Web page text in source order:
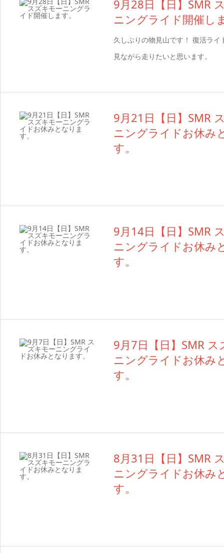
9月28日【日】SMR
ニングライド開催し
久しぶりの物見山です！ 復活ライ
見ながら走りたいと思います。
9月21日【日】SMR
ニングライドお休み
す。
9月14日【日】SMR
ニングライドお休み
す。
9月7日【日】SMR ス
ニングライドお休み
す。
8月31日【日】SMR
ニングライドお休み
す。